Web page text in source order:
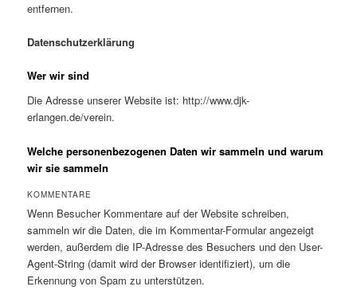
entfernen.
Datenschutzerklärung
Wer wir sind
Die Adresse unserer Website ist: http://www.djk-
erlangen.de/verein.
Welche personenbezogenen Daten wir sammeln und warum
wir sie sammeln
KOMMENTARE
Wenn Besucher Kommentare auf der Website schreiben,
sammeln wir die Daten, die im Kommentar-Formular angezeigt
werden, außerdem die IP-Adresse des Besuchers und den User-
Agent-String (damit wird der Browser identifiziert), um die
Erkennung von Spam zu unterstützen.